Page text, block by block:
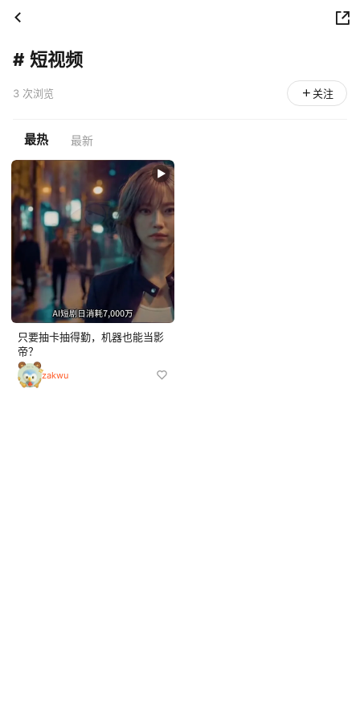
# 短视频
3 次浏览 关注
最热 最新
只要抽卡抽得勤，机器也能当影
帝？
zakwu